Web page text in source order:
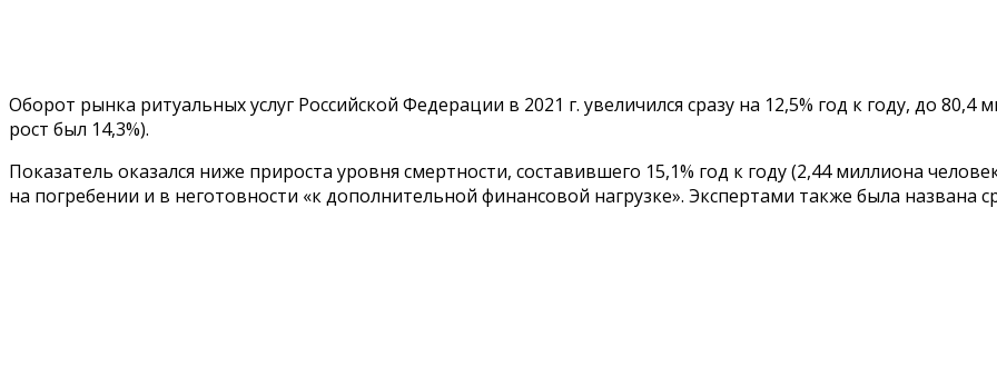
Оборот рынка ритуальных услуг Российской Федерации в 2021 г. увеличился сразу на 12,5% год к году, до 80,4
рост был 14,3%).
Показатель оказался ниже прироста уровня смертности, составившего 15,1% год к году (2,44 миллиона
на погребении и в неготовности «к дополнительной финансовой нагрузке». Экспертами также была названа